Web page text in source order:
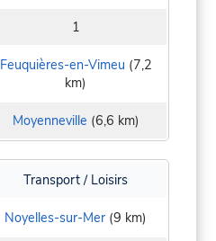
1
Feuquières-en-Vimeu (7,2
km)
Moyenneville (6,6 km)
Transport / Loisirs
Noyelles-sur-Mer (9 km)